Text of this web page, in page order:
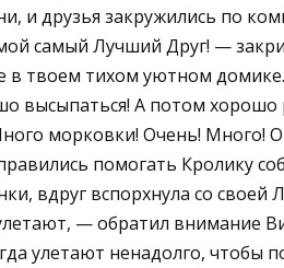
и друзья закружились по
самый Лучший Друг! —
твоем тихом уютном домике.
высыпаться! А потом
морковки! Очень! Много!
помогать Кролику
вдруг вспорхнула со
— обратил внимание
улетают ненадолго, чтобы